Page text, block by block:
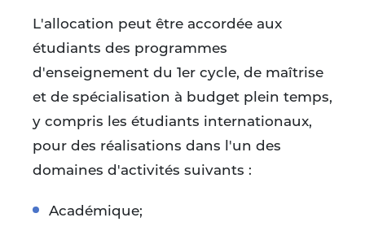
L'allocation peut être accordée aux
étudiants des programmes
d'enseignement du 1er cycle, de maîtrise
et de spécialisation à budget plein temps,
y compris les étudiants internationaux,
pour des réalisations dans l'un des
domaines d'activités suivants :
Académique;